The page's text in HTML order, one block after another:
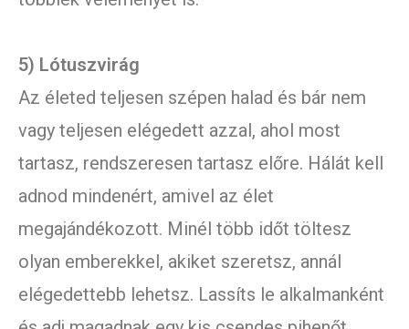
5) Lótuszvirág
Az életed teljesen szépen halad és bár nem
vagy teljesen elégedett azzal, ahol most
tartasz, rendszeresen tartasz előre. Hálát kell
adnod mindenért, amivel az élet
megajándékozott. Minél több időt töltesz
olyan emberekkel, akiket szeretsz, annál
elégedettebb lehetsz. Lassíts le alkalmanként